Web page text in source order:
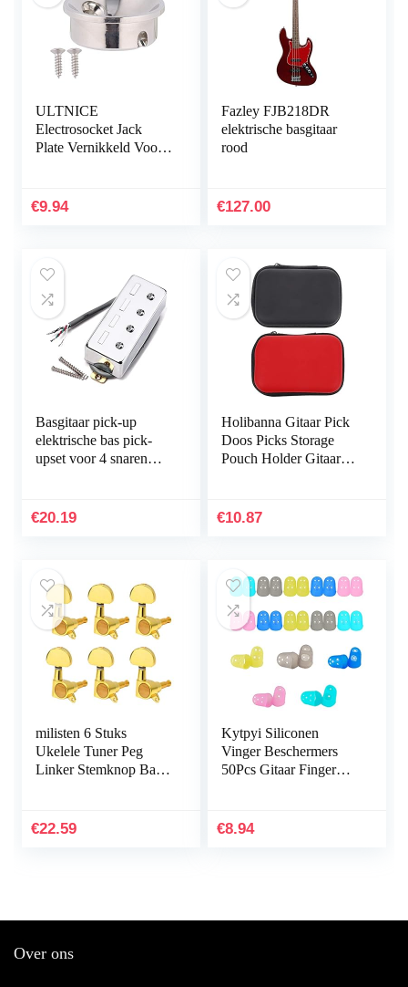
ULTNICE
Electrosocket Jack
Plate Vernikkeld Voor
€9.94
Fazley FJB218DR
elektrische basgitaar
rood
€127.00
Basgitaar pick-up
elektrische bas pick-
upset voor 4 snaren
zilver instrument…
€20.19
Holibanna Gitaar Pick
Doos Picks Storage
Pouch Holder Gitaar
Organizer…
€10.87
milisten 6 Stuks
Ukelele Tuner Peg
Linker Stemknop Bas
Gitaar Snaar Tuning
€22.59
Kytpyi Siliconen
Vinger Beschermers
50Pcs Gitaar Finger
Protectors Gitaar…
€8.94
Over ons